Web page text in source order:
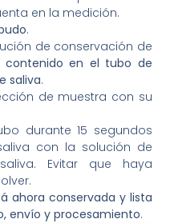
en la medición.
.
de conservación de
contenido en el tubo de
saliva.
de muestra con su
durante 15 segundos
con la solución de
Evitar que haya
ahora conservada y lista
envío y procesamiento.